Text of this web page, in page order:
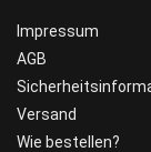
Impressum
AGB
Versand
Wie bestellen?